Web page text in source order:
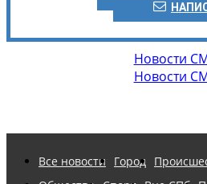
Новости
Новости
Все новости Город